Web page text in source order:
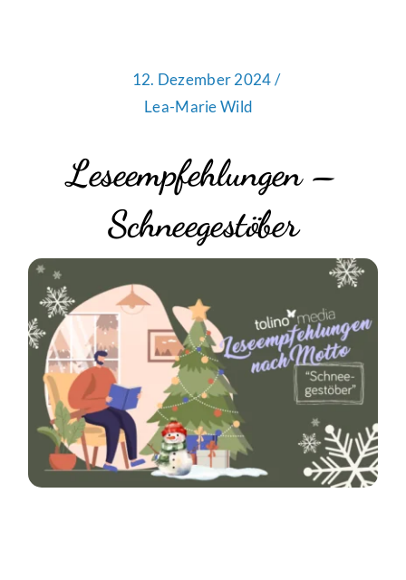
12. Dezember 2024 /
Lea-Marie Wild
Leseempfehlungen –
Schneegestöber